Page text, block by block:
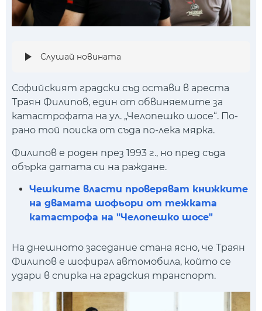
Слушай новината
Софийският градски съд остави в ареста
Траян Филипов, един от обвиняемите за
катастрофата на ул. „Челопешко шосе“. По-
рано той поиска от съда по-лека мярка.
Филипов е роден през 1993 г., но пред съда
обърка датата си на раждане.
Чешките власти проверяват книжките
на двамата шофьори от тежката
катастрофа на "Челопешко шосе"
На днешното заседание стана ясно, че Траян
Филипов е шофирал автомобила, който се
удари в спирка на градския транспорт.